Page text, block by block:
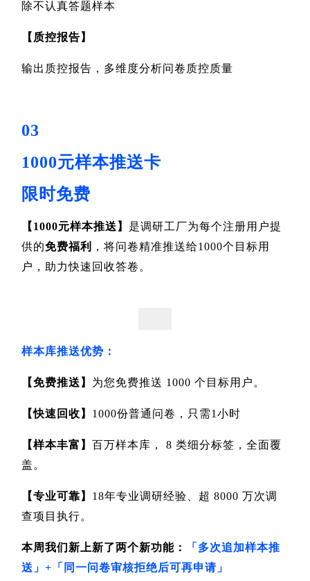
除不认真答题样本
【 质控报告 】
输出质控报告，多维度分析问卷质控质量
03
1000元样本推送卡
限时免费
【 1000元样本推送 】 是调研工厂为每个注册用户提
供的免费福利
，将问卷精准推送给1000个目标用
户，助力快速回收答卷。
样本库推送优势：
【免费推送 】 为您免费推送 1000 个目标用户。
【快速回收 】 1000份普通问卷，只需1小时
【样本丰富 】 百万样本库， 8 类细分标签，全面覆
盖。
【专业可靠 】 18年专业调研经验、超 8000 万次调
查项目执行。
本周我们新上新了两个新功能：
「多次追加样本推
送」+「同一问卷审核拒绝后可再申请」